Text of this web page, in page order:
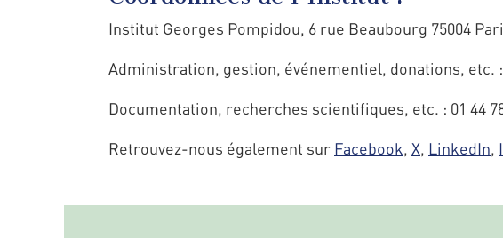
Institut Georges Pompidou, 6 rue Beaubourg 75004
Administration, gestion, événementiel, donations, etc. :
Documentation, recherches scientifiques, etc. : 01 44
Retrouvez-nous également sur Facebook, X, LinkedIn,